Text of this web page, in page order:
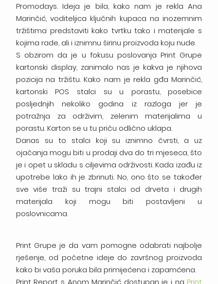
Promodays. Ideja je bila, kako nam je rekla Ana
Marinčić, voditeljica ključnih kupaca na inozemnim
tržištima predstaviti kako tvrtku tako i materijale s
kojima rade, ali i iznimnu širinu proizvoda koju nude.
S obzirom da je u fokusu poslovanja Print Grupe
kartonski display, zanimalo nas je kakva je njihova
pozicija na tržištu. Kako nam je rekla gđa Marinčić,
kartonski POS stalci su u porastu, posebice
posljednjih nekoliko godina iz razloga jer je
potražnja za održivim, zelenim materijalima u
porastu. Karton se u tu priču odlično uklapa.
Danas su to stalci koji su iznimno čvrsti, a uz
ojačanja mogu biti u prodaji dva do tri mjeseca, što
je i opet u skladu s ciljevima održivosti. Kada izađu iz
upotrebe lako ih je zbrinuti. No, ono što se također
sve više traži su trajni stalci od drveta i drugih
materijala koji mogu biti postavljeni u
poslovnicama.
Print Grupe je da vam pomogne odabrati najbolje
rješenje, od početne ideje do završnog proizvoda
kako bi vaša poruka bila primijećena i zapamćena.